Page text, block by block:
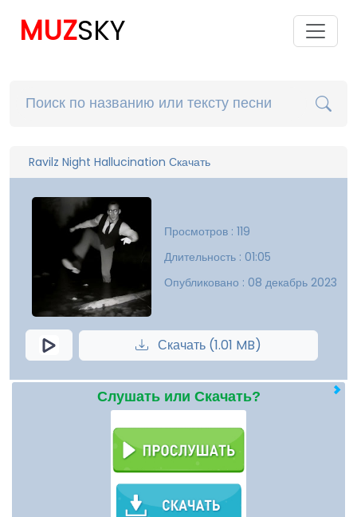
MUZSKY
Ravilz Night Hallucination Скачать
Просмотров : 119
Длительность : 01:05
Опубликовано : 08 декабрь 2023
Скачать (1.01 MB)
Слушать или Скачать?